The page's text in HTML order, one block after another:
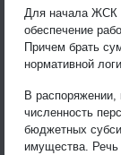
Для начала ЖСК
обеспечение
Причем брать
нормативной
В
численность
бюджетных
имущества. Речь